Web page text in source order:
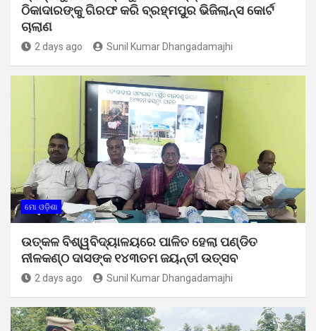
ଠିକାଦାରଙ୍କୁ ଗିରଫ କରି ବ୍ରହ୍ମପୁର ଭିଜିଲାନ୍ସ କୋର୍ଟ
ଚାଲାଣ
2 days ago Sunil Kumar Dhangadamajhi
ମୋ ଓଡ଼ିଶା
ଉତ୍କଳ ବିଶ୍ୱବିଦ୍ୟାଳୟରେ ପାଳିତ ହେଲା ପଣ୍ଡିତ
ନୀଳକଣ୍ଠ ଦାସଙ୍କ ୧୪୩ତମ ଜୟନ୍ତୀ ଉତ୍ସବ
2 days ago Sunil Kumar Dhangadamajhi